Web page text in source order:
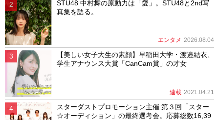
STU48 中村舞の原動力は「愛」。STU48と2nd写
真集を語る。
エンタメ 2026.08.04
【美しい女子大生の素顔】早稲田大学・渡邉結衣、
学生アナウンス大賞「CanCam賞」の才女
連載 2021.04.21
スターダストプロモーション主催 第３回「スター
☆オーディション」の最終選考会。応募総数16,39